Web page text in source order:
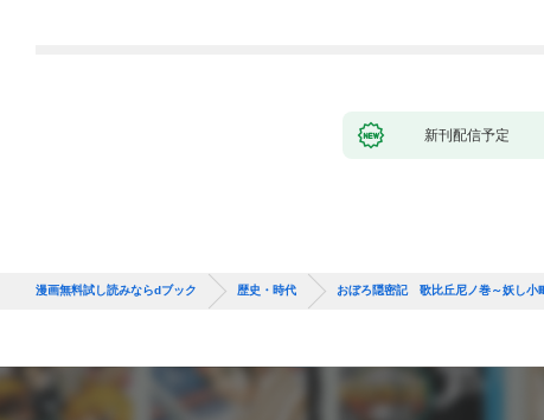
新刊配信予定
漫画無料試し読みならdブック 歴史・時代 おぼろ隠密記 歌比丘尼ノ巻～妖し小